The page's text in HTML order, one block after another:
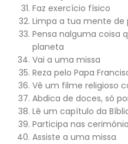
Faz exercício físico
Limpa a tua mente de
Pensa nalguma coisa
planeta
Vai a uma missa
Reza pelo Papa
Vê um filme religioso
Abdica de doces, só
Lê um capítulo da
Participa nas
Assiste a uma missa